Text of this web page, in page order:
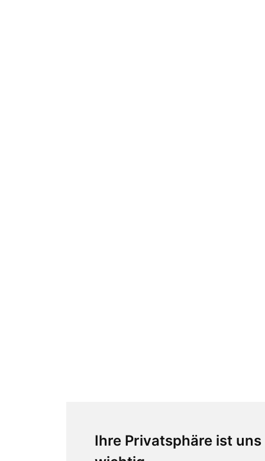
Ihre Privatsphäre ist uns